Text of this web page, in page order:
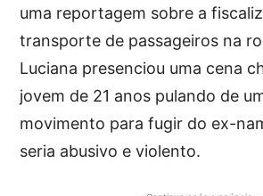
uma reportagem sobre a
transporte de passageiros na
Luciana presenciou uma cena
jovem de 21 anos pulando de
movimento para fugir do ex-
seria abusivo e violento.